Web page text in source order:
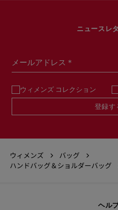
ニュースレ
メールアドレス＊
ウィメンズ コレクション
登録す
ウィメンズ
バッグ
ハンドバッグ＆ショルダーバッグ
ヘル